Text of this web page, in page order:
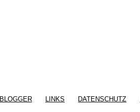
BLOGGER LINKS DATENSCHUTZ